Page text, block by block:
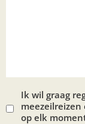
Ik wil graag
op elk